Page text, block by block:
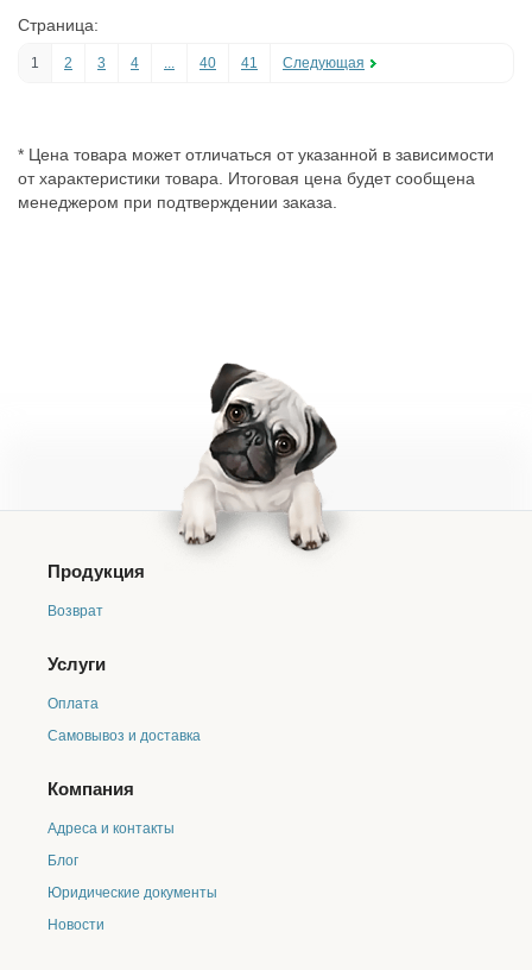
Страница:
1 2 3 4 ... 40 41 Следующая
* Цена товара может отличаться от указанной в зависимости
от характеристики товара. Итоговая цена будет сообщена
менеджером при подтверждении заказа.
Продукция
Возврат
Услуги
Оплата
Самовывоз и доставка
Компания
Адреса и контакты
Блог
Юридические документы
Новости